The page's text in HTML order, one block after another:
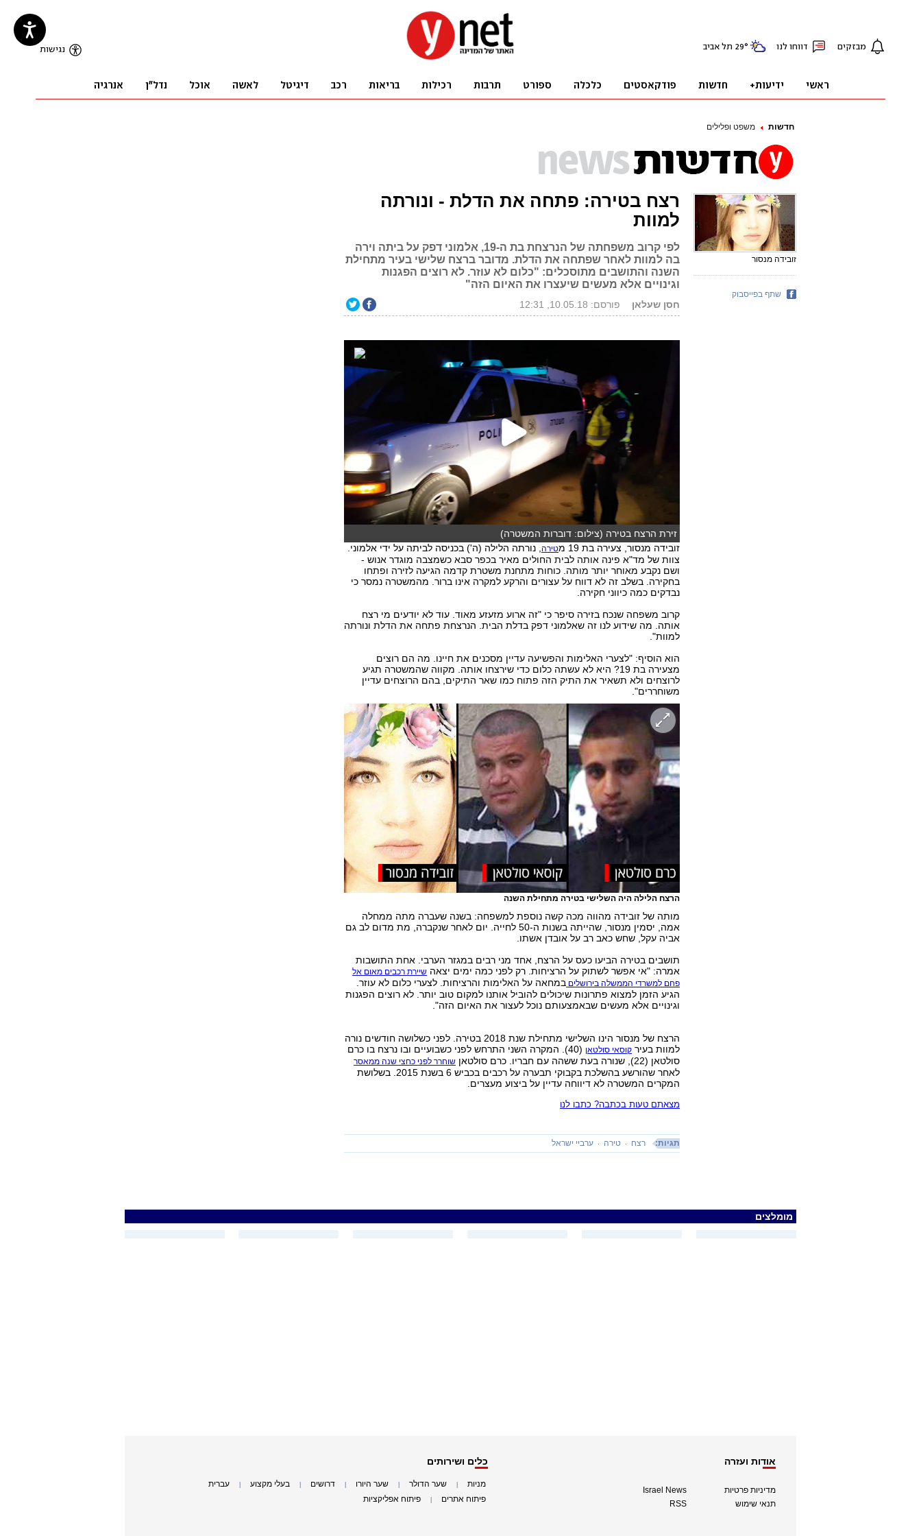
חדשות משפט ופלילים
רצח בטירה: פתחה את הדלת - ונורתה
למוות
לפי קרוב משפחתה של הנרצחת בת ה-19, אלמוני דפק על ביתה וירה
בה למוות לאחר שפתחה את הדלת. מדובר ברצח שלישי בעיר מתחילת
השנה והתושבים מתוסכלים: "כלום לא עוזר. לא רוצים הפגנות
וגינויים אלא מעשים שיעצרו את האיום הזה"
חסן שעלאן פורסם: 10.05.18, 12:31
זירת הרצח בטירה (צילום: דוברות המשטרה)
זובידה מנסור, צעירה בת 19 מ
טירה, נורתה הלילה (ה') בכניסה לביתה על ידי אלמוני.
צוות של מד"א פינה אותה לבית החולים מאיר בכפר סבא כשמצבה מוגדר אנוש -
ושם נקבע מאוחר יותר מותה. כוחות מתחנת משטרת קדמה הגיעה לזירה ופתחו
בחקירה. בשלב זה לא דווח על עצורים והרקע למקרה אינו ברור. מהמשטרה נמסר כי
נבדקים כמה כיווני חקירה.
קרוב משפחה שנכח בזירה סיפר כי "זה ארוע מזעזע מאוד. עוד לא יודעים מי רצח
אותה. מה שידוע לנו זה שאלמוני דפק בדלת הבית. הנרצחת פתחה את הדלת ונורתה
למוות".
הוא הוסיף: "לצערי האלימות והפשיעה עדיין מסכנים את חיינו. מה הם רוצים
מצעירה בת 19? היא לא עשתה כלום כדי שירצחו אותה. מקווה שהמשטרה תגיע
לרוצחים ולא תשאיר את התיק הזה פתוח כמו שאר התיקים, בהם הרוצחים עדיין
משוחררים".
הרצח הלילה היה השלישי בטירה מתחילת השנה
מותה של זובידה מהווה מכה קשה נוספת למשפחה: בשנה שעברה מתה ממחלה
אמה, יסמין מנסור, שהייתה בשנות ה-50 לחייה. יום לאחר שנקברה, מת מדום לב גם
אביה עקל, שחש כאב רב על אובדן אשתו.
תושבים בטירה הביעו כעס על הרצח, אחד מני רבים במגזר הערבי. אחת התושבות
אמרה: "אי אפשר לשתוק על הרציחות. רק לפני כמה ימים יצאה שיירת רכבים מאום אל
פחם למשרדי הממשלה בירושלים במחאה על האלימות והרציחות. לצערי כלום לא עוזר.
הגיע הזמן למצוא פתרונות שיכולים להוביל אותנו למקום טוב יותר. לא רוצים הפגנות
וגינויים אלא מעשים שבאמצעותם נוכל לעצור את האיום הזה".
הרצח של מנסור הינו השלישי מתחילת שנת 2018 בטירה. לפני כשלושה חודשים נורה
למוות בעיר קוסאי סולטאן
(40). המקרה השני התרחש לפני כשבועיים ובו נרצח בו כרם
סולטאן (22), שנורה בעת ששהה עם חבריו. כרם סולטאן
שוחרר לפני כחצי שנה ממאסר
לאחר שהורשע בהשלכת בקבוקי תבערה על רכבים בכביש 6 בשנת 2015. בשלושת
המקרים המשטרה לא דיווחה עדיין על ביצוע מעצרים.
מצאתם טעות בכתבה? כתבו לנו
תגיות: רצח טירה ערביי ישראל
זובידה מנסור
שתף בפייסבוק
מומלצים
אודות ועזרה
מדיניות פרטיות
תנאי שימוש
Israel News
RSS
כלים ושירותים
מניות שער הדולר שער היורו דרושים בעלי מקצוע עברית
פיתוח אתרים פיתוח אפליקציות